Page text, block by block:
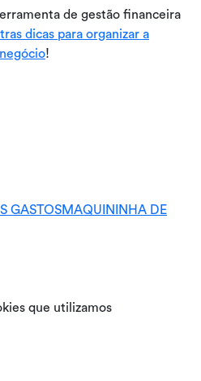
de gestão financeira
dicas para organizar a
!
GASTOSMAQUININHA DE
que utilizamos